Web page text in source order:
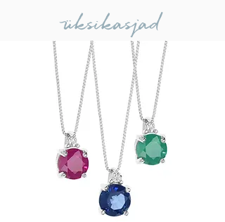
üksikasjad